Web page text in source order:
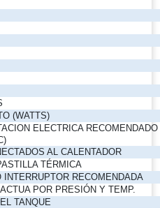
(WATTS)
ELECTRICA RECOMENDADO
AL CALENTADOR
TÉRMICA
INTERRUPTOR RECOMENDADA
POR PRESIÓN Y TEMP.
TANQUE